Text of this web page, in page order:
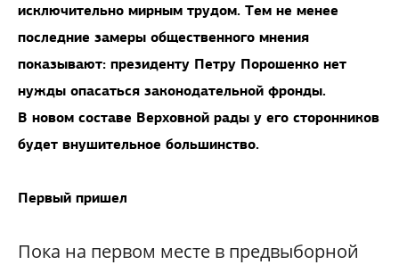
исключительно мирным трудом. Тем не менее
последние замеры общественного мнения
показывают: президенту Петру Порошенко нет
нужды опасаться законодательной фронды.
В новом составе Верховной рады у его сторонников
будет внушительное большинство.
Первый пришел
Пока на первом месте в предвыборной